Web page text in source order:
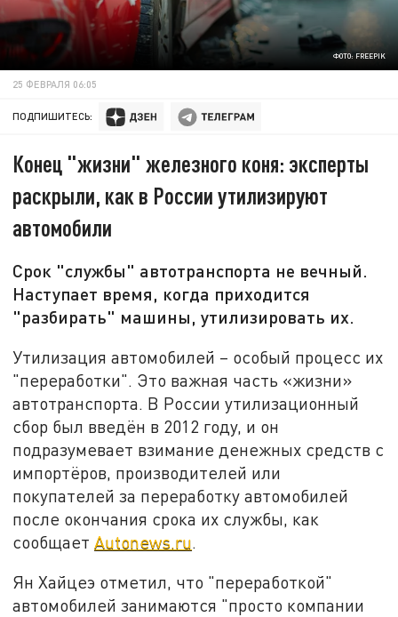
ФОТО: FREEPIK
25 ФЕВРАЛЯ 06:05
ПОДПИШИТЕСЬ:
Конец "жизни" железного коня: эксперты
раскрыли, как в России утилизируют
автомобили
Срок "службы" автотранспорта не вечный.
Наступает время, когда приходится
"разбирать" машины, утилизировать их.
Утилизация автомобилей – особый процесс их
"переработки". Это важная часть «жизни»
автотранспорта. В России утилизационный
сбор был введён в 2012 году, и он
подразумевает взимание денежных средств с
импортёров, производителей или
покупателей за переработку автомобилей
после окончания срока их службы, как
сообщаетAutonews.ru.
Ян Хайцеэ отметил, что "переработкой"
автомобилей занимаются "просто компании